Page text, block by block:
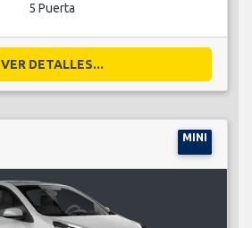
5 Puerta
VER DETALLES...
MINI